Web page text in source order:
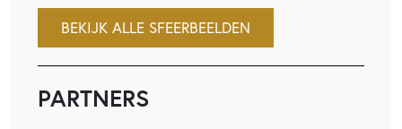
BEKIJK ALLE SFEERBEELDEN
PARTNERS